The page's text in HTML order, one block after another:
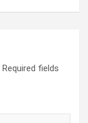
Required fields